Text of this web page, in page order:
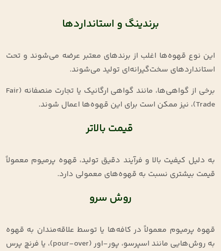
برندینگ و استانداردها
این نوع قهوه‌ها اغلب از برندهای معتبر عرضه می‌شوند و تحت
استانداردهای سخت‌گیرانه‌ای تولید می‌شوند.
برخی از گواهی‌ها، مانند گواهی ارگانیک یا تجارت منصفانه (Fair
Trade) ، نیز ممکن است برای این قهوه‌ها اعمال شوند.
قیمت بالاتر
به دلیل کیفیت بالا و فرآیند دقیق تولید، قهوه پرمیوم معمولاً
قیمت بیشتری نسبت به قهوه‌های معمولی دارد.
روش سرو
قهوه پرمیوم معمولاً در کافه‌ها یا توسط علاقه‌مندان به قهوه
به روش‌هایی مانند اسپرسو، پور-اور (pour-over)
، یا فرنچ پرس